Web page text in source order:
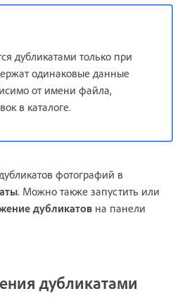
дубликатами только при
одинаковые данные
от имени файла,
в каталоге.
фотографий в
. Можно также запустить или
дубликатов на панели
дубликатами